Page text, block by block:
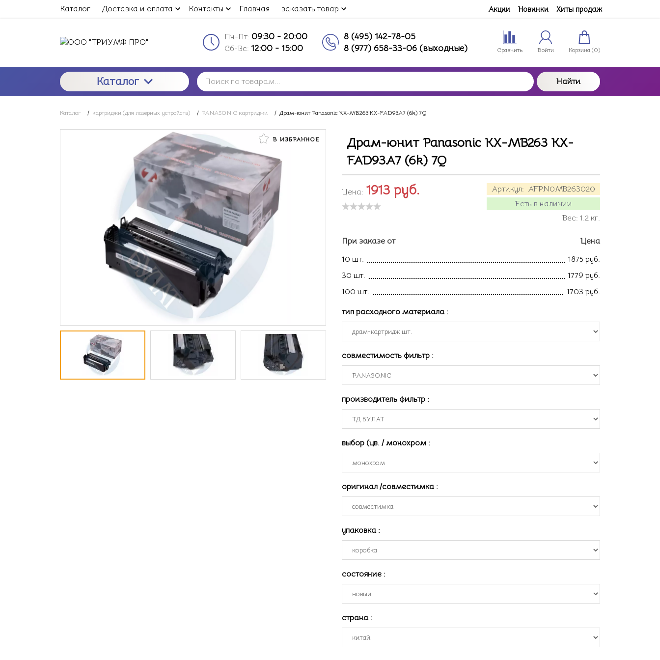
Каталог Доставка и оплата Контакты Главная заказать товар Акции Новинки Хиты продаж
Пн-Пт: 09:30 - 20:00
Сб-Вс: 12:00 - 15:00
8 (495) 142-78-05
8 (977) 658-33-06 (выходные)
Сравнить Войти Корзина (0)
Каталог Найти
Каталог / картриджи (для лазерных устройств) / PANASONIC картриджи / Драм-юнит Panasonic KX-MB263 KX-FAD93A7 (6k) 7Q
В ИЗБРАННОЕ
Драм-юнит Panasonic KX-MB263 KX-
FAD93A7 (6k) 7Q
Артикул: AFPN0MB263020
Есть в наличии
Вес: 1.2 кг.
Цена: 1913 руб.
При заказе от
Цена
10 шт.
1875 руб.
30 шт.
1779 руб.
100 шт.
1703 руб.
тип расходного материала :
совместимость фильтр :
производитель фильтр :
выбор (цв. / монохром :
оригинал /совместимка :
упаковка :
состояние :
страна :